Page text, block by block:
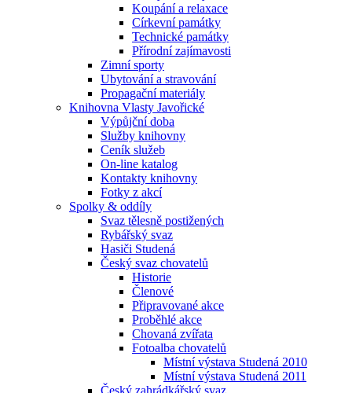
Koupání a relaxace
Církevní památky
Technické památky
Přírodní zajímavosti
Zimní sporty
Ubytování a stravování
Propagační materiály
Knihovna Vlasty Javořické
Výpůjční doba
Služby knihovny
Ceník služeb
On-line katalog
Kontakty knihovny
Fotky z akcí
Spolky & oddíly
Svaz tělesně postižených
Rybářský svaz
Hasiči Studená
Český svaz chovatelů
Historie
Členové
Připravované akce
Proběhlé akce
Chovaná zvířata
Fotoalba chovatelů
Místní výstava Studená 2010
Místní výstava Studená 2011
Český zahrádkářský svaz